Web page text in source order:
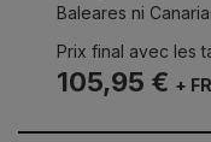
Baleares ni
Prix final avec les
105,95 € +